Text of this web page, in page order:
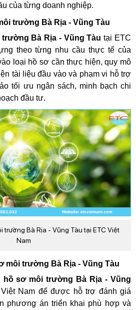
của từng doanh nghiệp.
trường Bà Rịa - Vũng Tàu
Bà Rịa - Vũng Tàutại ETC
theo từng nhu cầu thực tế của
loại hồ sơ cần thực hiện, quy mô
tài liệu đầu vào và phạm vi hỗ trợ
tối ưu ngân sách, minh bạch chi
đầu tư.
trường Bà Rịa - Vũng Tàu tại ETC Việt
Nam
môi trường Bà Rịa - Vũng Tàu
hồ sơ môi trường Bà Rịa - Vũng
Nam để được hỗ trợ đánh giá
phương án triển khai phù hợp và